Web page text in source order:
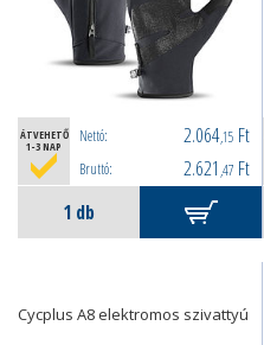
ÁTVEHETŐ
1-3 NAP
Nettó: 2.064,15 Ft
Bruttó: 2.621 ,47 Ft
Cycplus A8 elektromos szivattyú